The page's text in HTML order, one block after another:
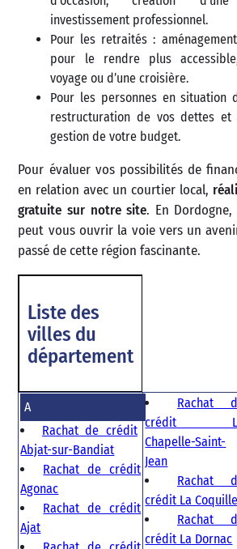
investissement professionnel.
Pour les retraités :
pour le rendre plus
voyage ou d’une croisière.
Pour les personnes en situation
restructuration de vos dettes
gestion de votre budget.
Pour évaluer vos possibilités de
en relation avec un courtier local,
gratuite sur notre site. En
peut vous ouvrir la voie vers un
passé de cette région fascinante.
Liste des
villes du
département
A
Rachat de crédit
Abjat-sur-Bandiat
Rachat de crédit
Agonac
Rachat de crédit
Ajat
Rachat
crédit
Chapelle-Saint-
Jean
Rachat
crédit La Coquille
Rachat
crédit La Dornac